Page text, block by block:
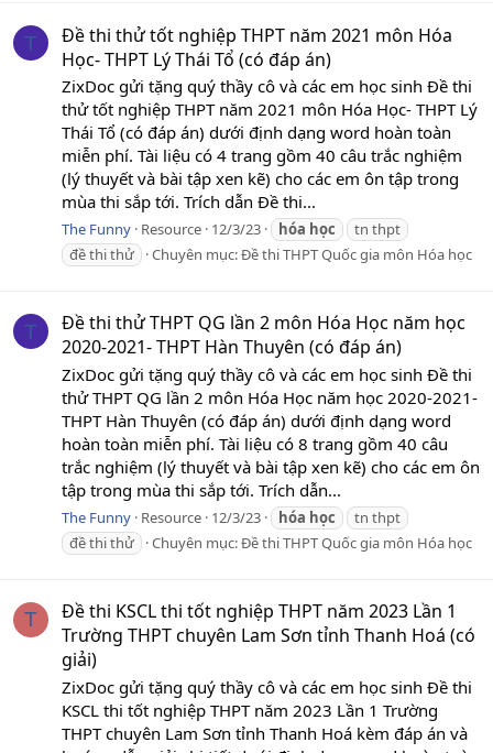
T
Đề thi thử tốt nghiệp THPT năm 2021 môn Hóa
Học- THPT Lý Thái Tổ (có đáp án)
ZixDoc gửi tặng quý thầy cô và các em học sinh Đề thi
thử tốt nghiệp THPT năm 2021 môn Hóa Học- THPT Lý
Thái Tổ (có đáp án) dưới định dạng word hoàn toàn
miễn phí. Tài liệu có 4 trang gồm 40 câu trắc nghiệm
(lý thuyết và bài tập xen kẽ) cho các em ôn tập trong
mùa thi sắp tới. Trích dẫn Đề thi...
The Funny Resource 12/3/23 hóa học
tn thpt
đề thi thử
Chuyên mục:Đề thi THPT Quốc gia môn Hóa học
T
Đề thi thử THPT QG lần 2 môn Hóa Học năm học
2020-2021- THPT Hàn Thuyên (có đáp án)
ZixDoc gửi tặng quý thầy cô và các em học sinh Đề thi
thử THPT QG lần 2 môn Hóa Học năm học 2020-2021-
THPT Hàn Thuyên (có đáp án) dưới định dạng word
hoàn toàn miễn phí. Tài liệu có 8 trang gồm 40 câu
trắc nghiệm (lý thuyết và bài tập xen kẽ) cho các em ôn
tập trong mùa thi sắp tới. Trích dẫn...
The Funny Resource 12/3/23 hóa học
tn thpt
đề thi thử
Chuyên mục:Đề thi THPT Quốc gia môn Hóa học
T
Đề thi KSCL thi tốt nghiệp THPT năm 2023 Lần 1
Trường THPT chuyên Lam Sơn tỉnh Thanh Hoá (có
giải)
ZixDoc gửi tặng quý thầy cô và các em học sinh Đề thi
KSCL thi tốt nghiệp THPT năm 2023 Lần 1 Trường
THPT chuyên Lam Sơn tỉnh Thanh Hoá kèm đáp án và